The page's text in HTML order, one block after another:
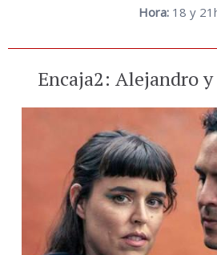
Hora: 18 y
Encaja2: Alejandro